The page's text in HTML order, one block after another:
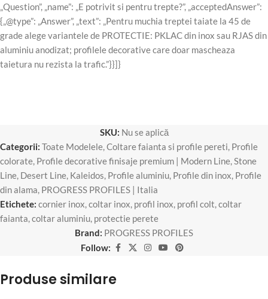
„Question”, „name”: „E potrivit si pentru trepte?”, „acceptedAnswer”:
{„@type”: „Answer”, „text”: „Pentru muchia treptei taiate la 45 de
grade alege variantele de PROTECTIE: PKLAC din inox sau RJAS din
aluminiu anodizat; profilele decorative care doar mascheaza
taietura nu rezista la trafic.”}}]}
SKU: Nu se aplică
Categorii: Toate Modelele,Coltare faianta si profile pereti, Profile
colorate, Profile decorative finisaje premium | Modern Line, Stone
Line, Desert Line, Kaleidos, Profile aluminiu, Profile din inox, Profile
din alama, PROGRESS PROFILES | Italia
Etichete: cornier inox,coltar inox, profil inox, profil colt,coltar
faianta,coltar aluminiu, protectie perete
Brand: PROGRESS PROFILES
Follow:
Produse similare